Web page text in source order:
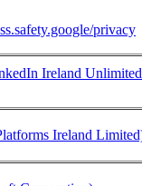
privacy
Ireland Unlimited
Ireland